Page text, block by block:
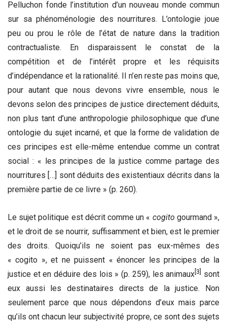
Pelluchon fonde l’institution d’un nouveau monde commun
sur sa phénoménologie des nourritures. L’ontologie joue
peu ou prou le rôle de l’état de nature dans la tradition
contractualiste. En disparaissent le constat de la
compétition et de l’intérêt propre et les réquisits
d’indépendance et la rationalité. Il n’en reste pas moins que,
pour autant que nous devons vivre ensemble, nous le
devons selon des principes de justice directement déduits,
non plus tant d’une anthropologie philosophique que d’une
ontologie du sujet incarné, et que la forme de validation de
ces principes est elle-même entendue comme un contrat
social : « les principes de la justice comme partage des
nourritures […] sont déduits des existentiaux décrits dans la
première partie de ce livre » (p. 260).
Le sujet politique est décrit comme un « cogito gourmand »,
et le droit de se nourrir, suffisamment et bien, est le premier
des droits. Quoiqu’ils ne soient pas eux-mêmes des
« cogito », et ne puissent « énoncer les principes de la
justice et en déduire des lois » (p. 259), les animaux [3]
sont
eux aussi les destinataires directs de la justice. Non
seulement parce que nous dépendons d’eux mais parce
qu’ils ont chacun leur subjectivité propre, ce sont des sujets